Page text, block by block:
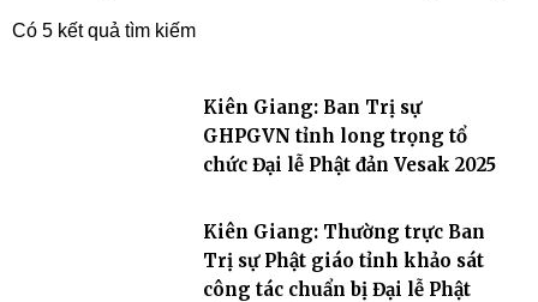
Có 5 kết quả tìm kiếm
Kiên Giang: Ban Trị sự
GHPGVN tỉnh long trọng tổ
chức Đại lễ Phật đản Vesak 2025
Kiên Giang: Thường trực Ban
Trị sự Phật giáo tỉnh khảo sát
công tác chuẩn bị Đại lễ Phật